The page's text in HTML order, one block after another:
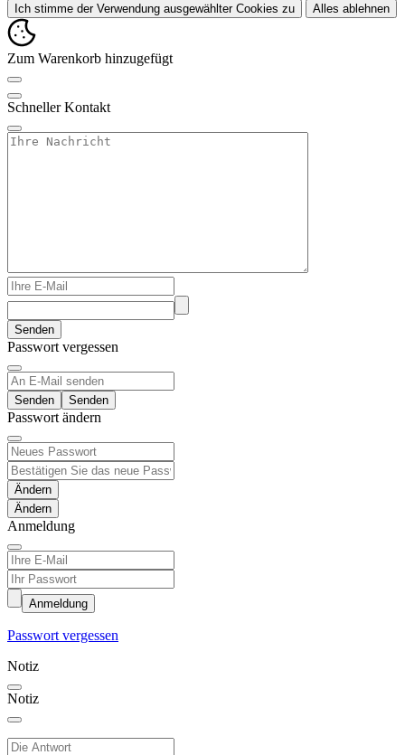
Ich stimme der Verwendung ausgewählter Cookies zu
Alles ablehnen
Zum Warenkorb hinzugefügt
Schneller Kontakt
Senden
Passwort vergessen
Senden
Passwort ändern
Ändern
Anmeldung
Anmeldung
Passwort vergessen
Notiz
Notiz